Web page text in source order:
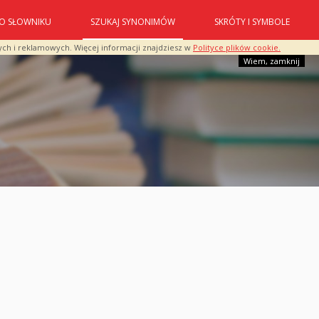
i reklamowych. Więcej informacji znajdziesz w Polityce plików cookie.
Wiem, zamknij
O SŁOWNIKU SZUKAJ SYNONIMÓW SKRÓTY I SYMBOLE